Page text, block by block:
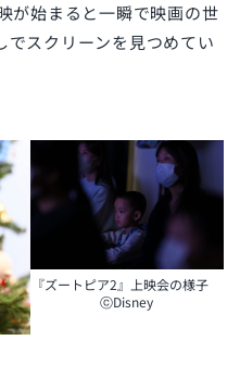
が始まると一瞬で映画の世
でスクリーンを見つめてい
『ズートピア2』上映会の様子
ⓒDisney